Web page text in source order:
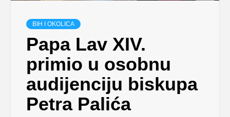
BIH I OKOLICA
Papa Lav XIV.
primio u osobnu
audijenciju biskupa
Petra Palića